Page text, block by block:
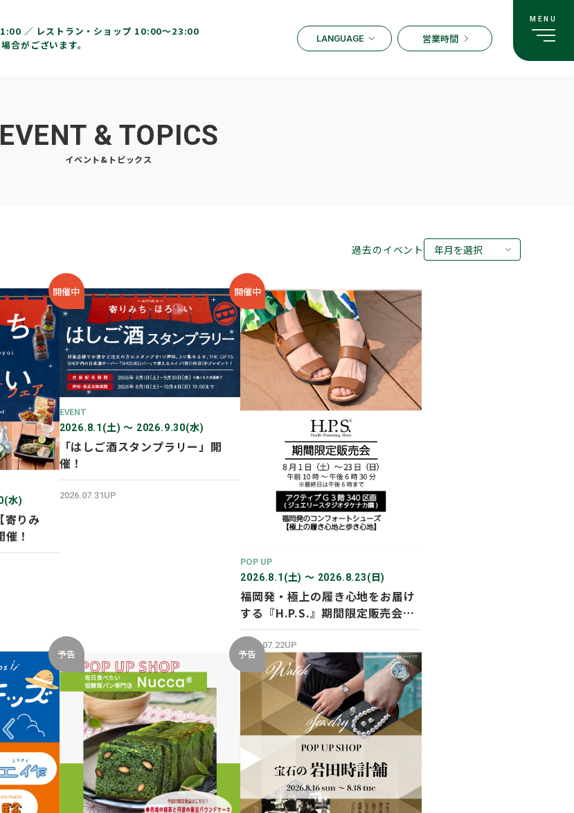
／ レストラン・ショップ 10:00～23:00
合がございます。
LANGUAGE 営業時間
EVENT & TOPICS
イベント&トピックス
過去のイベント
年月を選択
水)
寄りみ
！
開催中
EVENT
2026.8.1(土) 〜 2026.9.30(水)
「はしご酒スタンプラリー」開
催！
2026.07.31UP
開催中
POP UP
2026.8.1(土) 〜 2026.8.23(日)
福岡発・極上の履き心地をお届け
する『H.P.S.』期間限定販売会を
開催✨
2026.07.22UP
予告 予告